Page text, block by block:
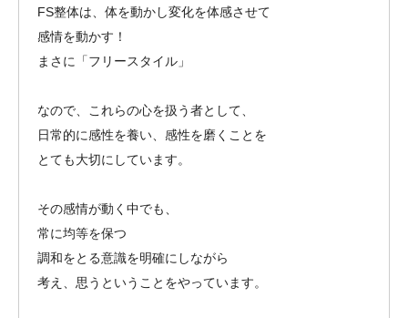
FS整体は、体を動かし変化を体感させて
感情を動かす！
まさに「フリースタイル」
なので、これらの心を扱う者として、
日常的に感性を養い、感性を磨くことを
とても大切にしています。
その感情が動く中でも、
常に均等を保つ
調和をとる意識を明確にしながら
考え、思うということをやっています。